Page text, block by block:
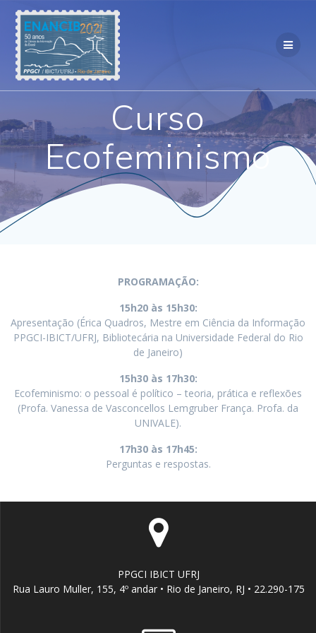
Curso
Ecofeminismo
PROGRAMAÇÃO:
15h20 às 15h30:
Apresentação (Érica Quadros, Mestre em Ciência da Informação
PPGCI-IBICT/UFRJ, Bibliotecária na Universidade Federal do Rio
de Janeiro)
15h30 às 17h30:
Ecofeminismo: o pessoal é político – teoria, prática e reflexões
(Profa. Vanessa de Vasconcellos Lemgruber França. Profa. da
UNIVALE).
17h30 às 17h45:
Perguntas e respostas.
PPGCI IBICT UFRJ
Rua Lauro Muller, 155, 4º andar • Rio de Janeiro, RJ • 22.290-175